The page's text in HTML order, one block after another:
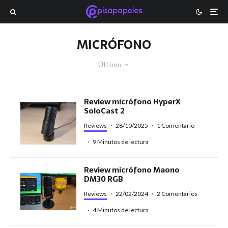
MICRÓFONO
Último
Review micrófono HyperX
SoloCast 2
Reviews · 28/10/2025 · 1 Comentario
· 9 Minutos de lectura
Review micrófono Maono
DM30 RGB
Reviews · 22/02/2024 · 2 Comentarios
· 4 Minutos de lectura